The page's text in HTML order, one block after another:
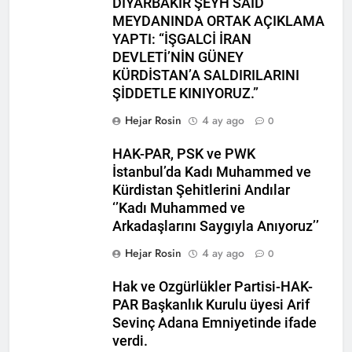
2 Yıl Ago
HAK-PAR Genel başkanı
Düzgün Kaplan Diyarbakır
Kitap Fuarını Ziyaret etti
2 Yıl Ago
HAK-PAR Kırklareli
merkez ilçe teşkilatının 2.
2 Yıl Ago
HAK-PAR PM üyesi Yıldız
TİMUR KDP Halkla İlişkiler
Dairesi başkanı sayın Jivan
Rozhbayani ile görüştü.
2 Yıl Ago
HAK-PAR heyeti, Hewler
de Kanal Kurd’u ziyaret
etti
2 Yıl Ago
HAK-PAR HEYETİ, SURİYE
KÜRT ULUSAL MECLİSİ
ETTİ.
Hak ve Özgürlükler Partisi
(HAK-PAR) Tunceli ili
Pertek ilçesinin 2. Olağan
kongresi yapıldı.
2 Yıl Ago
MEYDANINDA ORTAK AÇIKLAMA
YAPTI: “İŞGALCİ İRAN
DEVLETİ’NİN GÜNEY
KÜRDİSTAN’A SALDIRILARINI
ŞİDDETLE KINIYORUZ.”
Hejar Rosin
4 ay ago 0
HAK-PAR, PSK ve PWK
İstanbul’da Kadı Muhammed ve
Kürdistan Şehitlerini Andılar
‘’Kadı Muhammed ve
Arkadaşlarını Saygıyla Anıyoruz’’
Hejar Rosin
4 ay ago 0
Hak ve Ozgürlükler Partisi-HAK-
PAR Başkanlık Kurulu üyesi Arif
Sevinç Adana Emniyetinde ifade
verdi.